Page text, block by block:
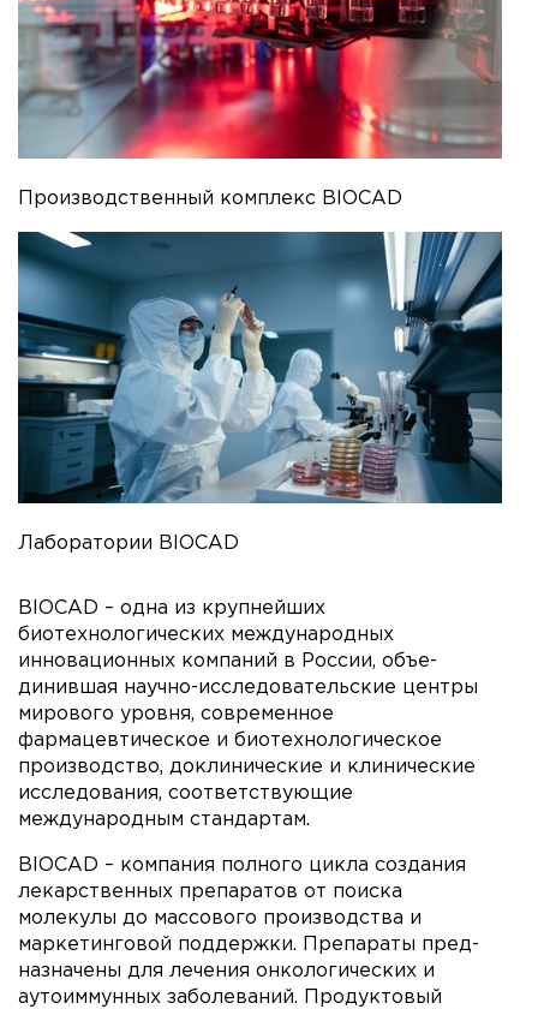
BIOCAD – одна из крупнейших
биотехнологических меж­дународных
инновационных компаний в России, объе­
динившая научно-исследовательские центры
мирового уровня, современное
фармацевтическое и биотехно­логическое
производство, доклинические и клиниче­ские
исследования, соответствующие
международным стандартам.
BIOCAD – компания полного цикла создания
лекарствен­ных препаратов от поиска
молекулы до массового про­изводства и
маркетинговой поддержки. Препараты пред­
назначены для лечения онкологических и
аутоиммунных заболеваний. Продуктовый
Производственный комплекс BIOCAD
Лаборатории BIOCAD